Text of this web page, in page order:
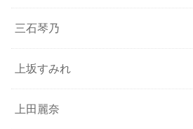
三石琴乃
上坂すみれ
上田麗奈